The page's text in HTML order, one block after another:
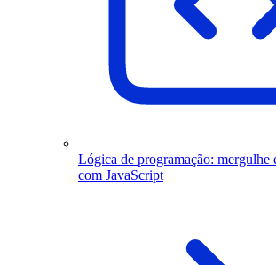
Lógica de programação: mergulhe
com JavaScript